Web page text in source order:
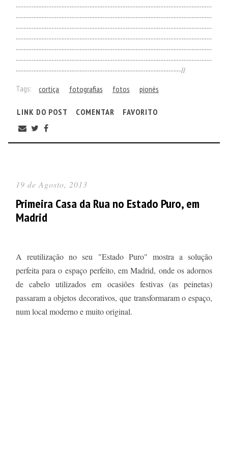
-----------------------------------------------------------------------------
-----------------------------------------------------------------------------
-----------------------------------------------------------------------------
-----------------------------------------------------------------------------
-----------------------------------------------------------------------------
-----------------------------------------------------------------------------
-----------------------------------------------------------------//
Tags: cortiça fotografias fotos pionés
LINK DO POST COMENTAR FAVORITO
19 de Agosto, 2013
Primeira Casa da Rua no Estado Puro, em
Madrid
A reutilização no seu "Estado Puro" mostra a solução
perfeita para o espaço perfeito, em Madrid, onde os adornos
de cabelo utilizados em ocasiões festivas (as peinetas)
passaram a objetos decorativos, que transformaram o espaço,
num local moderno e muito original.